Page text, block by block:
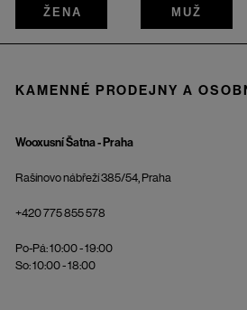
ŽENA MUŽ
KAMENNÉ PRODEJNY A
Wooxusní Šatna - Praha
Rašínovo nábřeží 385/54, Praha
+420 775 855 578
Po-Pá: 10:00 - 19:00
So: 10:00 - 18:00